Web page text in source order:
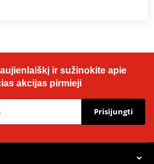
ir sužinokite apie
akcijas pirmieji
Prisijungti